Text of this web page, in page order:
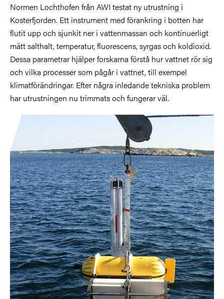
Normen Lochthofen från AWI testat ny utrustning i
Kosterfjorden. Ett instrument med förankring i botten har
flutit upp och sjunkit ner i vattenmassan och kontinuerligt
mätt salthalt, temperatur, fluorescens, syrgas och koldioxid.
Dessa parametrar hjälper forskarna förstå hur vattnet rör sig
och vilka processer som pågår i vattnet, till exempel
klimatförändringar. Efter några inledande tekniska problem
har utrustningen nu trimmats och fungerar väl.